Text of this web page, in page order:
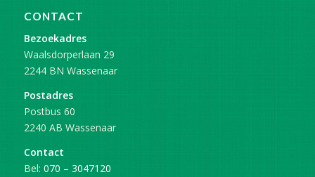
CONTACT
Bezoekadres
Waalsdorperlaan 29
2244 BN Wassenaar
Postadres
Postbus 60
2240 AB Wassenaar
Contact
Bel: 070 – 3047120